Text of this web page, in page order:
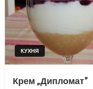
КУХНЯ
Крем „Дипломат”